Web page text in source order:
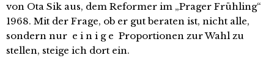
von Ota Sik aus, dem Reformer im „Prager Frühling“
1968. Mit der Frage, ob er gut beraten ist, nicht alle,
sondern nur e i n i g e Proportionen zur Wahl zu
stellen, steige ich dort ein.